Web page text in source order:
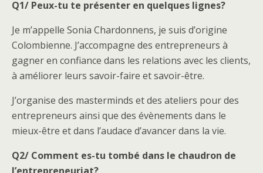
Q1/ Peux-tu te présenter en quelques lignes?
Je m’appelle Sonia Chardonnens, je suis d’origine
Colombienne. J’accompagne des entrepreneurs à
gagner en confiance dans les relations avec les clients,
à améliorer leurs savoir-faire et savoir-être.
J’organise des masterminds et des ateliers pour des
entrepreneurs ainsi que des évènements dans le
mieux-être et dans l’audace d’avancer dans la vie.
Q2/ Comment es-tu tombé dans le chaudron de